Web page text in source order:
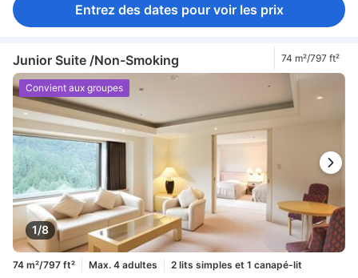
Entrez des dates pour voir les prix
Junior Suite /Non-Smoking 74 m²/797 ft²
1/8
Convient aux groupes
74 m²/797 ft² Max. 4 adultes
2 lits simples et 1 canapé-lit